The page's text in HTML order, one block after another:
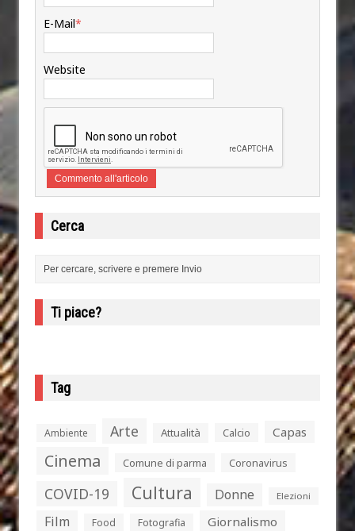
E-Mail*
Website
Cerca
Ti piace?
Tag
Ambiente Arte Attualità Calcio Capas
Cinema Comune di parma Coronavirus
COVID-19 Cultura Donne Elezioni
Film Food Fotografia Giornalismo